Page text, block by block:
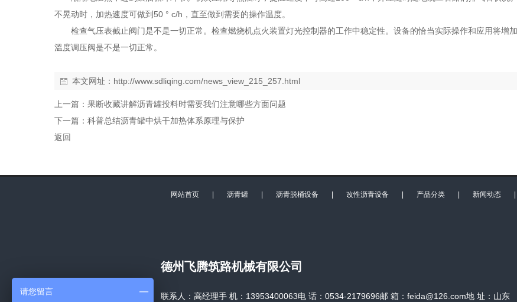
不晃动时，加热速度可做到50 ° c/h，直至做到需要的操作温度。
检查气压表截止阀门是不是一切正常。检查燃烧机点火装置灯光控制器的工作中稳定性。设备的恰当实际操作和应用将增
溫度调压阀是不是一切正常。
本文网址： http://www.sdliqing.com/news_view_215_257.html
上一篇： 果断收藏讲解沥青罐投料时需要我们注意哪些方面问题
下一篇： 科普总结沥青罐中烘干加热体系原理与保护
返回
网站首页 沥青罐 沥青脱桶设备 改性沥青设备 产品分类 新闻动态
德州飞腾筑路机械有限公司
联系人：高经理手 机：13953400063电 话：0534-2179696邮 箱：feida@126.com地 址：山东
请您留言